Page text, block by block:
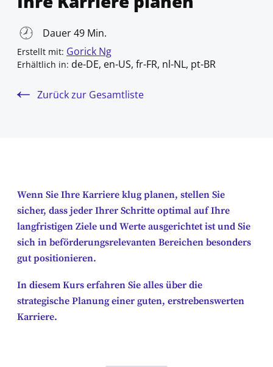
Dauer 49 Min.
Erstellt mit: Gorick Ng
Erhältlich in: de-DE, en-US, fr-FR, nl-NL, pt-BR
Zurück zur Gesamtliste
Wenn Sie Ihre Karriere klug planen, stellen Sie
sicher, dass jeder Ihrer Schritte optimal auf Ihre
langfristigen Ziele und Werte ausgerichtet ist und Sie
sich in beförderungsrelevanten Bereichen besonders
gut positionieren.
In diesem Kurs erfahren Sie alles über die
strategische Planung einer guten, erstrebenswerten
Karriere.